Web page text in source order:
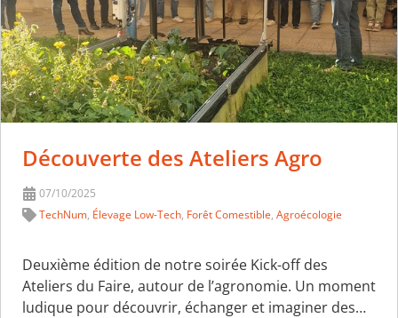
Découverte des Ateliers Agro
07/10/2025
TechNum, Élevage Low-Tech, Forêt Comestible,Agroécologie
Deuxième édition de notre soirée Kick-off des
Ateliers du Faire, autour de l’agronomie. Un moment
ludique pour découvrir, échanger et imaginer des…